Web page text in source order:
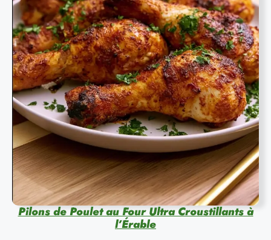
Pilons de Poulet au Four Ultra Croustillants à
l’Érable